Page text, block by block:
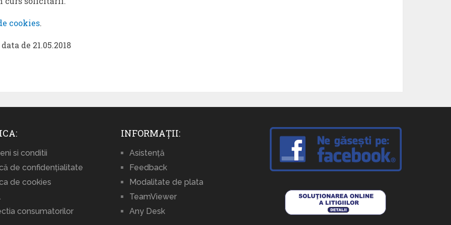
cookies.
de 21.05.2018
si conditii
de confidențialitate
de cookies
consumatorilor
INFORMAȚII:
Asistență
Feedback
Modalitate de plata
TeamViewer
Any Desk